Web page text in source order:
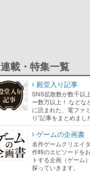
連載・特集一覧
殿堂入り記事
SNS拡散数が数千以
ー数万以上！ などな
に読まれた、電ファ
り”記事をまとめまし
ゲームの企画書
名作ゲームクリエイ
作時のエピソードを
トする企画（ゲーム
探っていきます。